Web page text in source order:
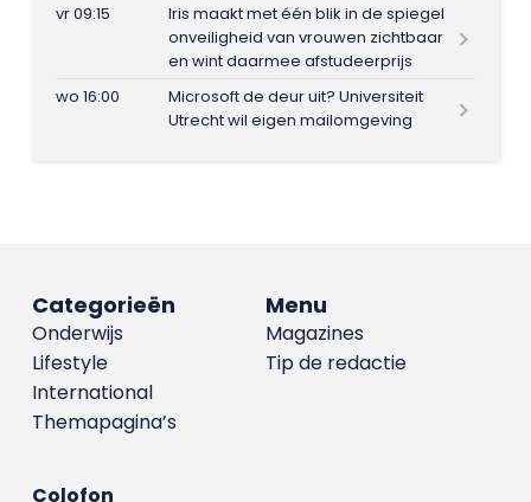
vr 09:15
Iris maakt met één blik in de spiegel
onveiligheid van vrouwen zichtbaar
en wint daarmee afstudeerprijs
wo 16:00
Microsoft de deur uit? Universiteit
Utrecht wil eigen mailomgeving
Menu
Magazines
Tip de redactie
Categorieën
Onderwijs
Lifestyle
International
Themapagina’s
Colofon